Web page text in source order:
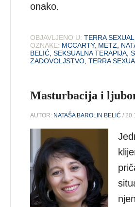
onako.
OBJAVLJENO U: TERRA
OZNAKE: MCCARTY, METZ
BELIĆ ,SEKSUALNA TERAPIJA ,
ZADOVOLJSTVO ,TERRA
Masturbacija i
AUTOR: NATAŠA BAROLIN BELIĆ /